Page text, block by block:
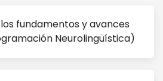
fundamentos y avances
Neurolingüística)